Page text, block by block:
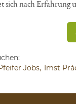
sich nach Erfahrung
Jobs, Imst